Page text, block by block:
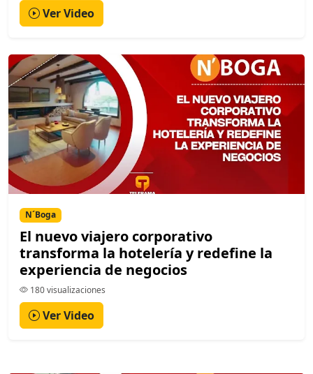
Ver Video
N´Boga
El nuevo viajero corporativo
transforma la hotelería y redefine la
experiencia de negocios
180 visualizaciones
Ver Video